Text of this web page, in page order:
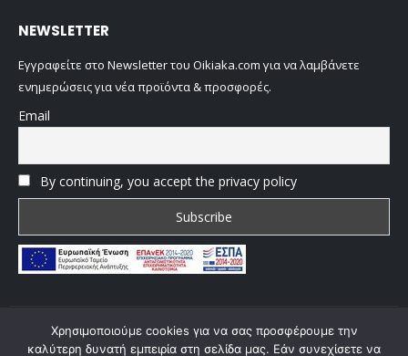
NEWSLETTER
Εγγραφείτε στο Newsletter του Oikiaka.com για να λαμβάνετε
ενημερώσεις για νέα προϊόντα & προσφορές.
Email
By continuing, you accept the privacy policy
© copyright 2022 Oikiaka.com by D. Tsironis. All Rights Reserved.
Χρησιμοποιούμε cookies για να σας προσφέρουμε την
καλύτερη δυνατή εμπειρία στη σελίδα μας. Εάν συνεχίσετε να